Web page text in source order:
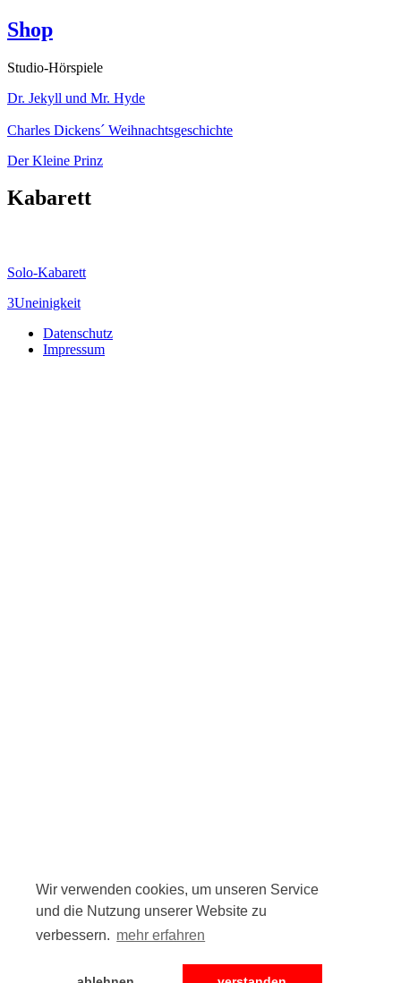
Wir verwenden cookies, um unseren Service
und die Nutzung unserer Website zu
verbessern. mehr erfahren
Shop
Studio-Hörspiele
Dr. Jekyll und Mr. Hyde
Charles Dickens´ Weihnachtsgeschichte
Der Kleine Prinz
Kabarett
Solo-Kabarett
3Uneinigkeit
Datenschutz
Impressum